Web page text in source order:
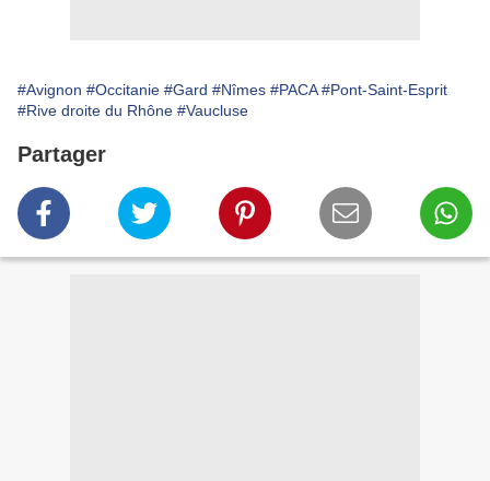
#Avignon #Occitanie #Gard #Nîmes #PACA #Pont-Saint-Esprit
#Rive droite du Rhône #Vaucluse
Partager